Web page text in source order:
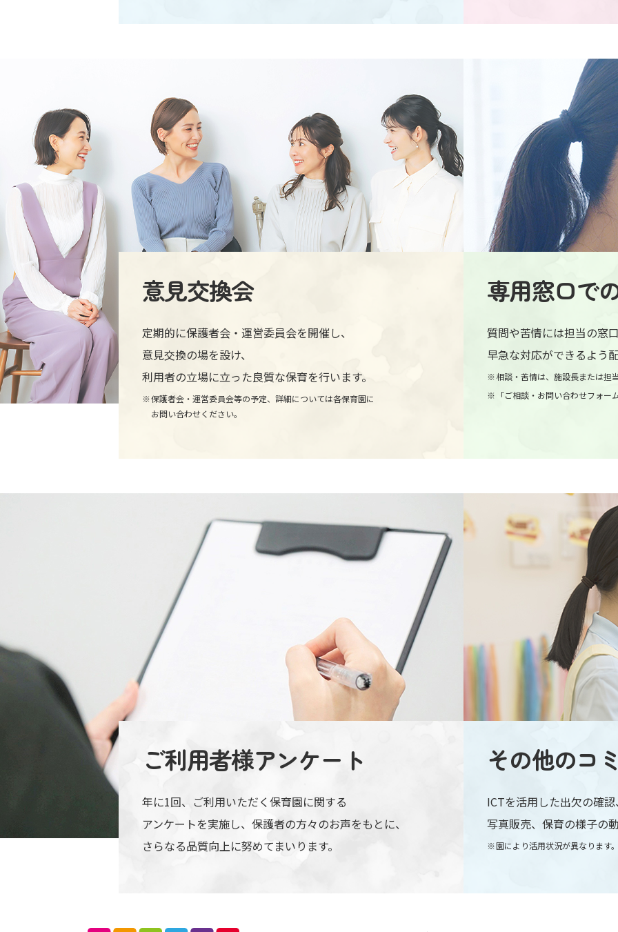
意見交換会
定期的に保護者会・運営委員会を開催し、
意見交換の場を設け、
利用者の立場に立った良質な保育を行います。
保護者会・運営委員会等の予定、詳細については各保育園に
お問い合わせください。
専用窓口で
質問や苦情には担当の窓
早急な対応ができるよう
相談・苦情は、施設長または担
「ご相談・お問い合わせフォ
ご利用者様アンケート
年に1回、ご利用いただく保育園に関する
アンケートを実施し、保護者の方々のお声をもとに、
さらなる品質向上に努めてまいります。
その他のコ
ICTを活用した出欠の確
写真販売、保育の様子の
園により活用状況が異なります